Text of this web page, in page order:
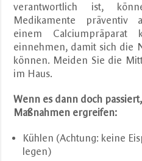
verantwortlich ist,
Medikamente präventiv
einem
einnehmen, damit sich die
können. Meiden Sie die
im Haus.
Wenn es dann doch
Maßnahmen ergreifen:
Kühlen (Achtung: keine
legen)